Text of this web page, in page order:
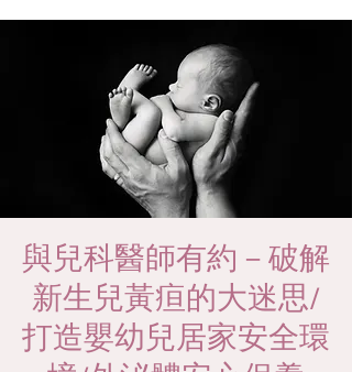
與兒科醫師有約－破解
新生兒黃疸的大迷思/
打造嬰幼兒居家安全環